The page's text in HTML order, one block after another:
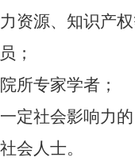
资源、知识产
；
所专家学者；
定社会影响力
会人士。